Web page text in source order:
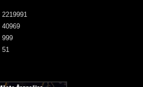
51
2219991
40969
999